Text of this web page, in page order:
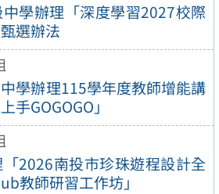
學辦理「深度學習2027校際
選辦法
學辦理115學年度教師增能講
手GOGOGO」
2026南投市珍珠遊程設計全
教師研習工作坊」